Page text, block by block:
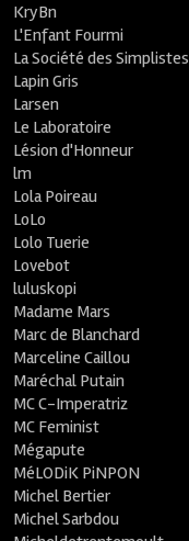
KryBn
L'Enfant Fourmi
La Société des Simplistes
Lapin Gris
Larsen
Le Laboratoire
Lésion d'Honneur
lm
Lola Poireau
LoLo
Lolo Tuerie
Lovebot
luluskopi
Madame Mars
Marc de Blanchard
Marceline Caillou
Maréchal Putain
MC C-Imperatriz
MC Feminist
Mégapute
MéLODiK PiNPON
Michel Bertier
Michel Sarbdou